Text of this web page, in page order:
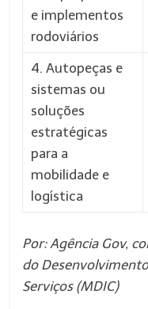
e implementos
rodoviários
4. Autopeças e
sistemas ou
soluções
estratégicas
para a
mobilidade e
logística
Por: Agência Gov,
do
Serviços (MDIC)